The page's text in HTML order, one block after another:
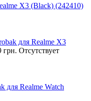
X3 (Black) (242410)
для Realme X3
грн. Отсутствует
для Realme Watch